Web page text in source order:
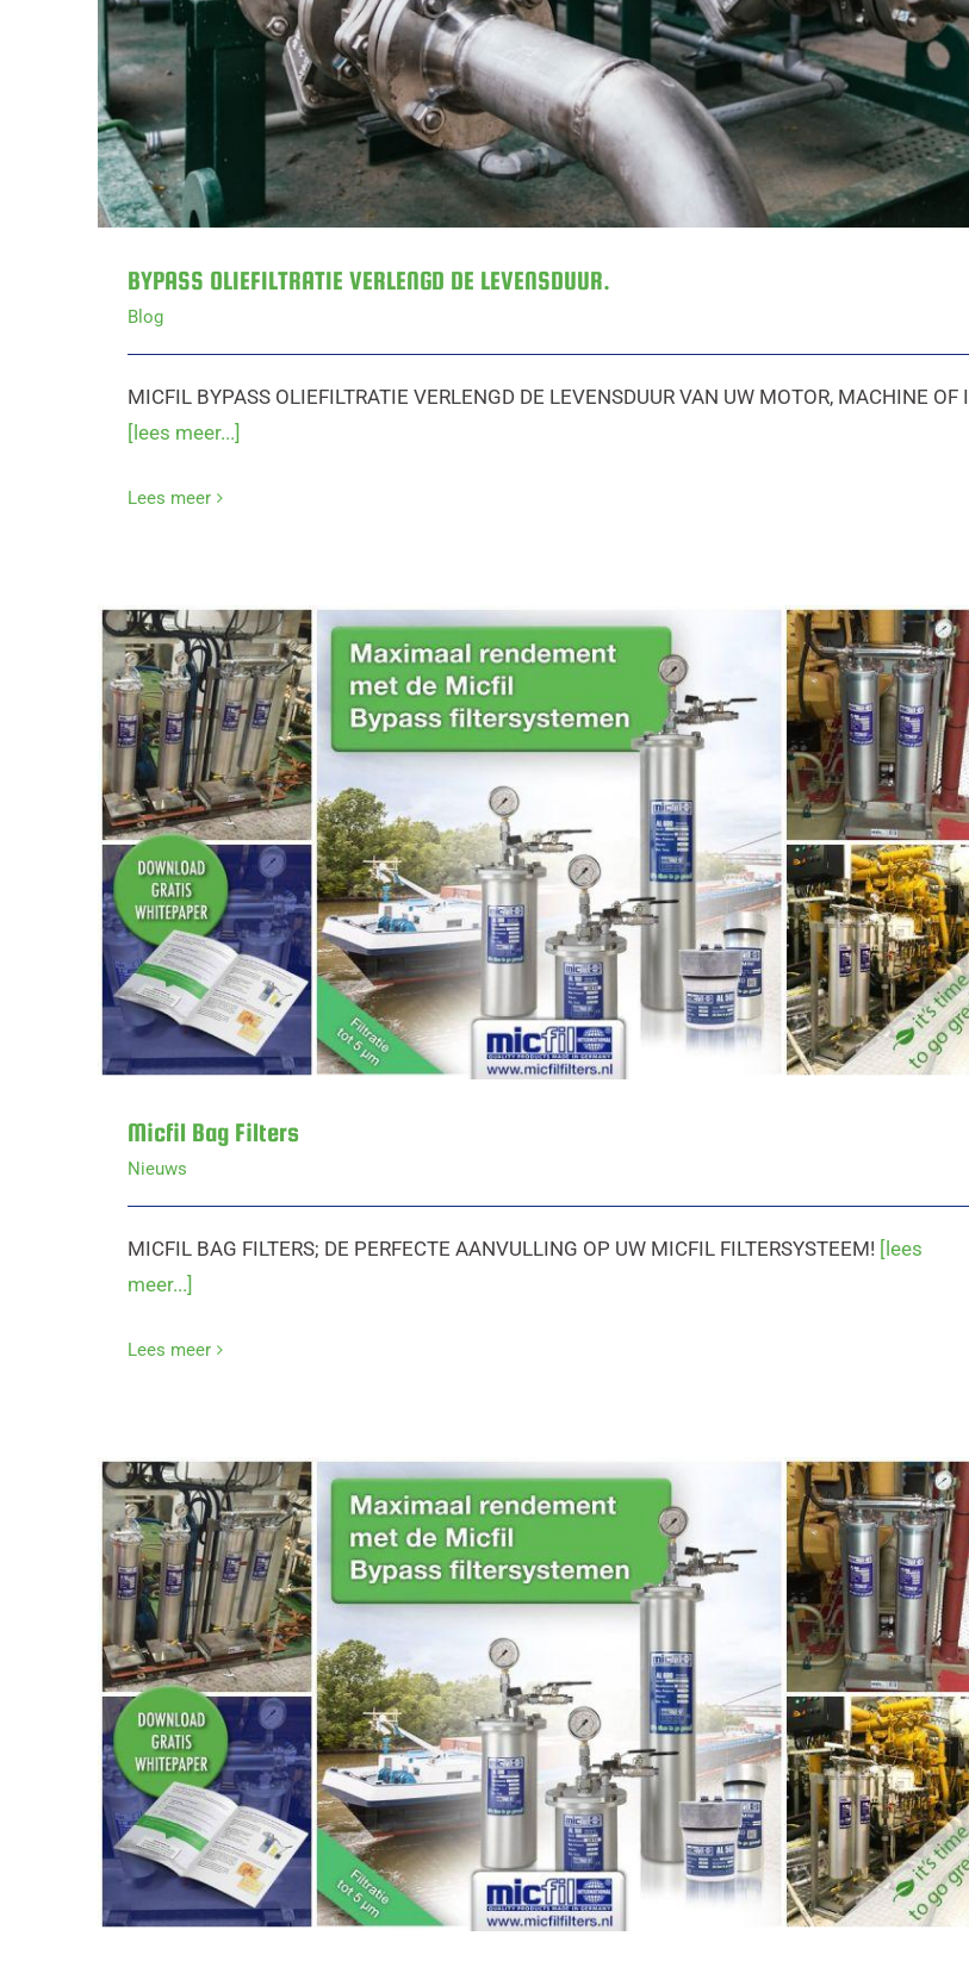
BYPASS OLIEFILTRATIE VERLENGD DE LEVENSDUUR.
Blog
MICFIL BYPASS OLIEFILTRATIE VERLENGD DE LEVENSDUUR VAN UW MOTOR, MACHINE OF I
[lees meer...]
Lees meer
Micfil Bag Filters
Micfil Bag Filters
Nieuws
MICFIL BAG FILTERS; DE PERFECTE AANVULLING OP UW MICFIL FILTERSYSTEEM! [lees
meer...]
Lees meer
Micfil Bypass filtersystemen